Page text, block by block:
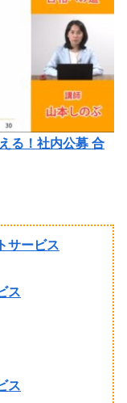
る！社内公募 合
サービス
ス
ス